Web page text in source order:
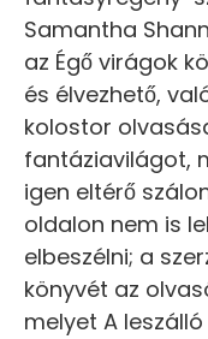
Samantha
az Égő virágok
és élvezhető,
kolostor
fantáziavilágot,
igen eltérő
oldalon nem is
elbeszélni; a
könyvét az
melyet A